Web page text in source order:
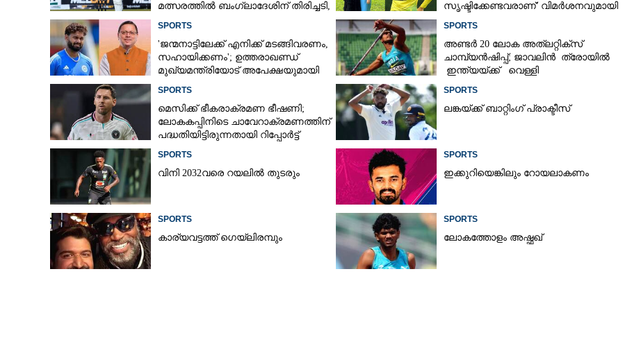
മത്സരത്തിൽ ബംഗ്ലാദേശിന് തിരിച്ചടി,
സൃഷ്ടിക്കേണ്ടവരാണ്' വിമർശനവുമായി
SPORTS
'ജന്മനാട്ടിലേക്ക് എനിക്ക് മടങ്ങിവരണം,
സഹായിക്കണം'; ഉത്തരാഖണ്ഡ്
മുഖ്യമന്ത്രിയോട് അപേക്ഷയുമായി
SPORTS
അണ്ടർ 20 ലോക അത്‌ലറ്റിക്സ്
ചാമ്പ്യൻഷിപ്പ്; ജാവലിൻ ത്രോയിൽ
ഇന്ത്യയ്ക്ക് വെള്ളി
SPORTS
മെസിക്ക് ഭീകരാക്രമണ ഭീഷണി;
ലോകകപ്പിനിടെ ചാവേറാക്രമണത്തിന്
പദ്ധതിയിട്ടിരുന്നതായി റിപ്പോർട്ട്
SPORTS
ലങ്കയ്ക്ക് ബാറ്റിംഗ് പ്രാക്ടീസ്
SPORTS
വിനി 2032വരെ റയലിൽ തുടരും
SPORTS
ഇക്കുറിയെങ്കിലും റോയലാകണം
SPORTS
കാര്യവട്ടത്ത് ഗെയ്‌ലിരമ്പും
SPORTS
ലോകത്തോളം അഷ്ഫഖ്
ഫ്രഞ്ച് ഓപ്പൺ : മിറ ആൻഡ്രീവ,
കോസ്റ്റ്യൂക്ക്,സ്വരേവ് സെമിയിൽ